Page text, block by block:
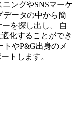
ングやSNSマーケ
データの中から簡
を探し出し、 自
化することができ
トやP&G出身のメ
トします。